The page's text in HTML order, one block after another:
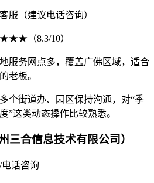
服（建议电话咨询）
（8.3/10）
服务网点多，覆盖广佛区域，适合
老板。
个街道办、园区保持沟通，对“季
”这类动态操作比较熟悉。
三合信息技术有限公司）
话咨询